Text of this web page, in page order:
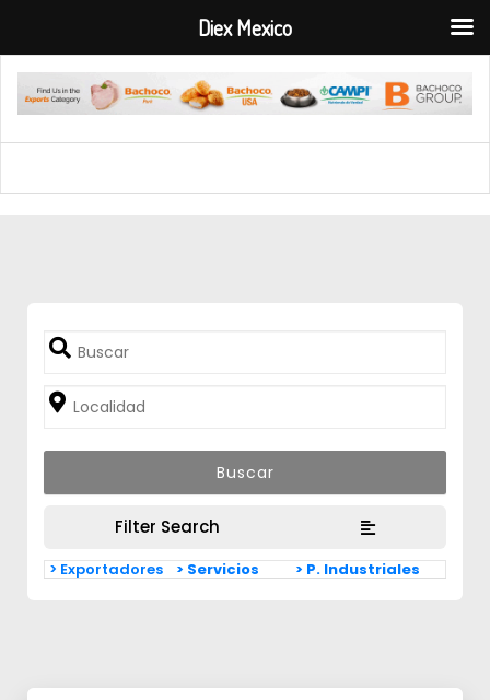
Filter Search
> Exportadores > Servicios > P. Industriales
Diex Mexico